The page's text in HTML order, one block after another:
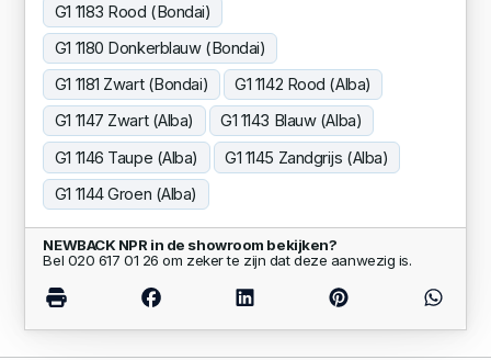
G1 1183 Rood (Bondai)
G1 1180 Donkerblauw (Bondai)
G1 1181 Zwart (Bondai)
G1 1142 Rood (Alba)
G1 1147 Zwart (Alba)
G1 1143 Blauw (Alba)
G1 1146 Taupe (Alba)
G1 1145 Zandgrijs (Alba)
G1 1144 Groen (Alba)
NEWBACK NPR in de showroom bekijken?
Bel 020 617 01 26 om zeker te zijn dat deze aanwezig is.